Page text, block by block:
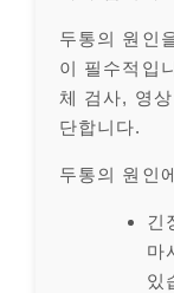
두통의 원인
이 필수적입
체 검사, 영
단합니다.
두통의 원인
긴
마
있